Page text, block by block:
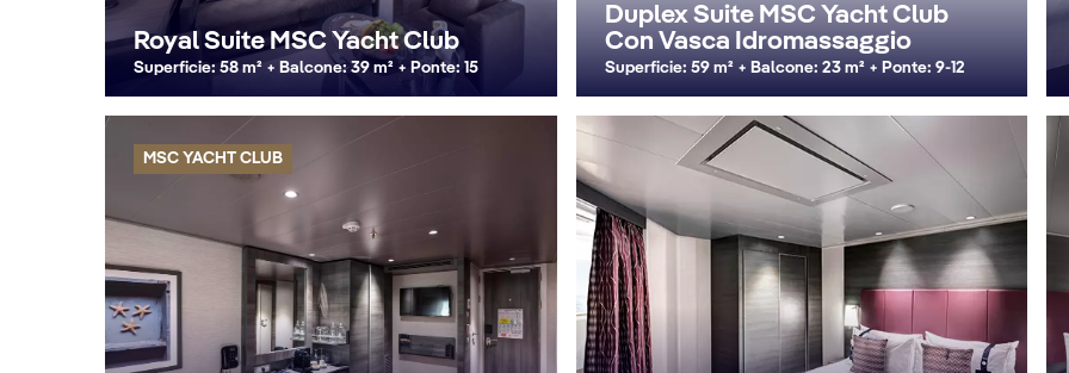
Royal Suite MSC Yacht Club
Superficie: 58 m² + Balcone: 39 m² + Ponte: 15
Duplex Suite MSC Yacht Club
Con Vasca Idromassaggio
Superficie: 59 m² + Balcone: 23 m² + Ponte: 9-12
MSC YACHT CLUB